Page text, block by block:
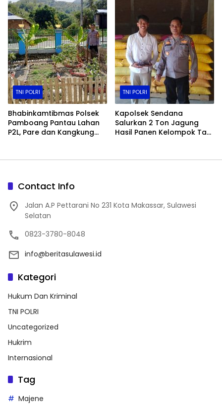
TNI POLRI
Bhabinkamtibmas Polsek
Pamboang Pantau Lahan
P2L, Pare dan Kangkung
TNI POLRI
Kapolsek Sendana
Salurkan 2 Ton Jagung
Hasil Panen Kelompok Tani
Contact Info
Jalan A.P Pettarani No 231 Kota Makassar, Sulawesi
Selatan
0823-3780-8048
info@beritasulawesi.id
Kategori
Hukum Dan Kriminal
TNI POLRI
Uncategorized
Hukrim
Internasional
Tag
Majene